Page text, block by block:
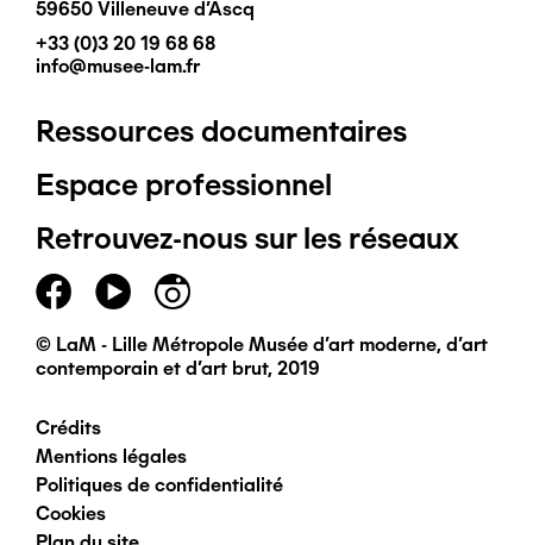
59650 Villeneuve d'Ascq
+33 (0)3 20 19 68 68
info@musee-lam.fr
Pied
de
page
principal
Ressources documentaires
Espace professionnel
Retrouvez-nous sur les réseaux
© LaM - Lille Métropole Musée d'art moderne, d'art
contemporain et d'art brut, 2019
Pied
de
Crédits
Mentions légales
Politiques de confidentialité
Cookies